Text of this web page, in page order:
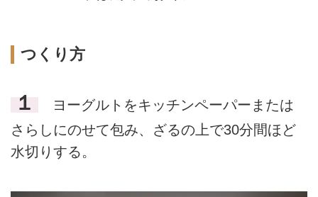
つくり方
１
ヨーグルトをキッチンペーパーまたは
さらしにのせて包み、ざるの上で30分間ほど
水切りする。